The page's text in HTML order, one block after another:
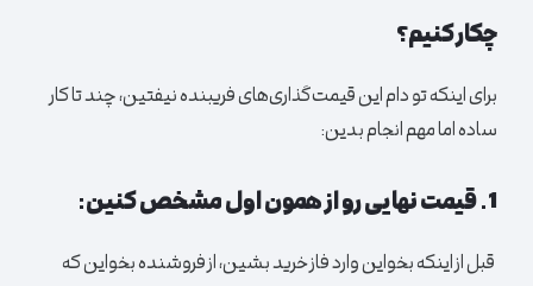
چکار کنیم؟
برای اینکه تو دام این قیمت‌گذاری‌های فریبنده نیفتین، چند تا کار
ساده اما مهم انجام بدین:
1. قیمت نهایی رو از همون اول مشخص کنین:
قبل از اینکه بخواین وارد فاز خرید بشین، از فروشنده بخواین که